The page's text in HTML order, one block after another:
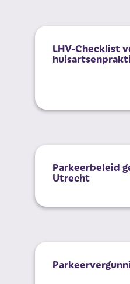
LHV-Checklist
Parkeerbeleid
Utrecht